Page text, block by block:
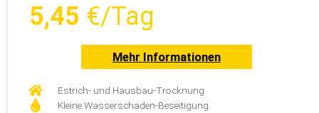
5,45 €/Tag
Mehr Informationen
Estrich- und Hausbau-Trocknung
Kleine Wasserschaden-Beseitigung